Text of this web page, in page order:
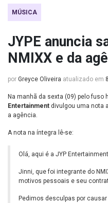
MÚSICA
JYPE anuncia
NMIXX e da
por Greyce Oliveira atualizado em
Na manhã da sexta (09) pelo fuso
Entertainment divulgou uma nota
a agência.
A nota na íntegra lê-se:
Olá, aqui é a JYP Entertainment.
Jinni, que foi integrante do
motivos pessoais e seu
Pedimos desculpas por